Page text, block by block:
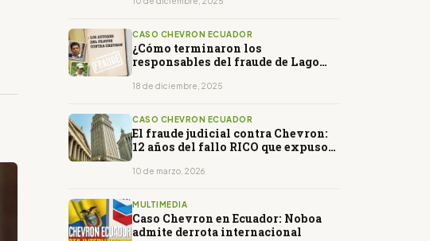
CASO CHEVRON ECUADOR
¿Cómo terminaron los
responsables del fraude de Lago
18 de diciembre, 2025
CASO CHEVRON ECUADOR
El fraude judicial contra Chevron:
12 años del fallo RICO que expuso
10 de marzo, 2026
MULTIMEDIA
Caso Chevron en Ecuador: Noboa
admite derrota internacional